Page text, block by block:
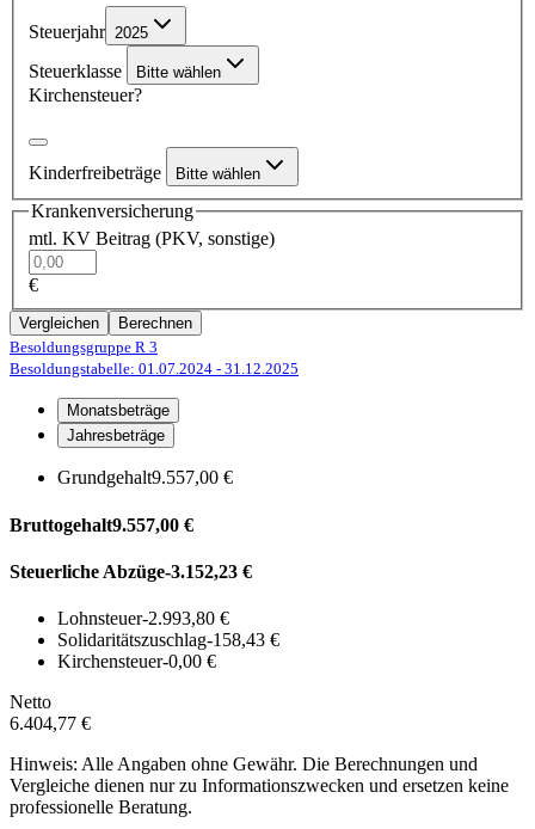
Steuerjahr 2025
Steuerklasse Bitte wählen
Kirchensteuer?
Kinderfreibeträge Bitte wählen
Krankenversicherung
mtl. KV Beitrag (PKV, sonstige)
€
Vergleichen
Berechnen
Besoldungsgruppe R 3
Besoldungstabelle: 01.07.2024 - 31.12.2025
Monatsbeträge
Jahresbeträge
Grundgehalt9.557,00 €
Bruttogehalt9.557,00 €
Steuerliche Abzüge-3.152,23 €
Lohnsteuer-2.993,80 €
Solidaritätszuschlag-158,43 €
Kirchensteuer-0,00 €
Netto
6.404,77 €
Hinweis: Alle Angaben ohne Gewähr. Die Berechnungen und
Vergleiche dienen nur zu Informationszwecken und ersetzen keine
professionelle Beratung.